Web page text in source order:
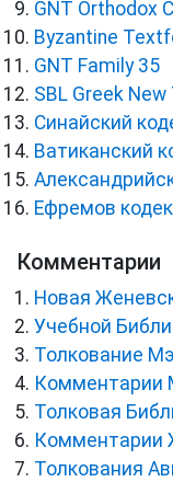
GNT Orthodox
Byzantine
GNT Family 35
SBL Greek
Синайский
Ватиканский
Ефремов
Комментарии
Новая
Учебной
Толкование
Комментарии
Толковая
Комментарии
Толкования